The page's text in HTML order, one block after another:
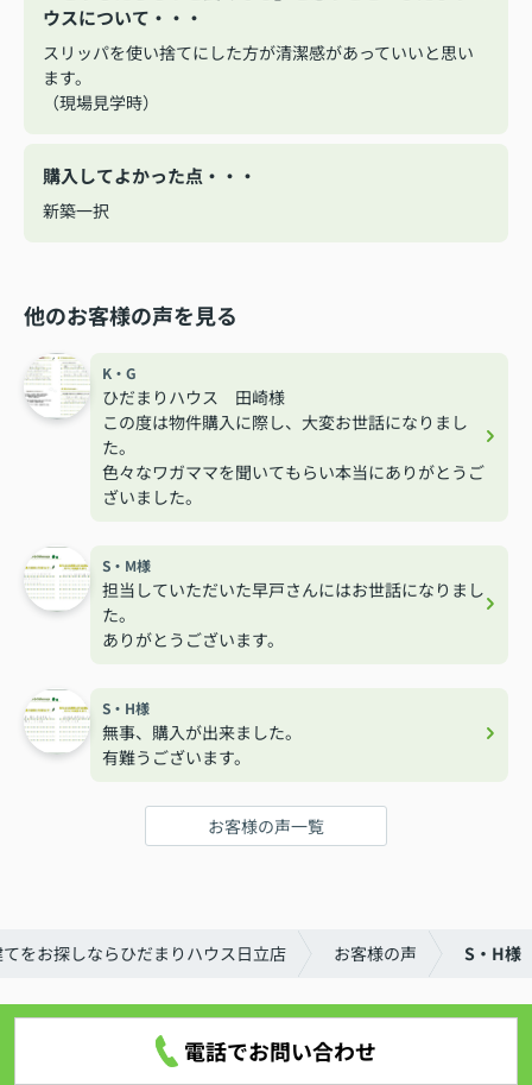
ウスについて・・・
スリッパを使い捨てにした方が清潔感があっていいと思い
ます。
（現場見学時）
購入してよかった点・・・
新築一択
他のお客様の声を見る
K・G
ひだまりハウス 田崎様
この度は物件購入に際し、大変お世話になりまし
た。
色々なワガママを聞いてもらい本当にありがとうご
ざいました。
S・M様
担当していただいた早戸さんにはお世話になりまし
た。
ありがとうございます。
S・H様
無事、購入が出来ました。
有難うございます。
お客様の声一覧
をお探しならひだまりハウス日立店 お客様の声 S・H様
電話でお問い合わせ